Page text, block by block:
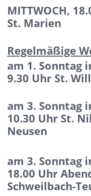
MITTWOCH,
St. Marien
Regelmäßige
am 1. Sonntag
9.30 Uhr St.
am 3. Sonntag
10.30 Uhr St.
Neusen
am 3. Sonntag
18.00 Uhr
Schweilbach-